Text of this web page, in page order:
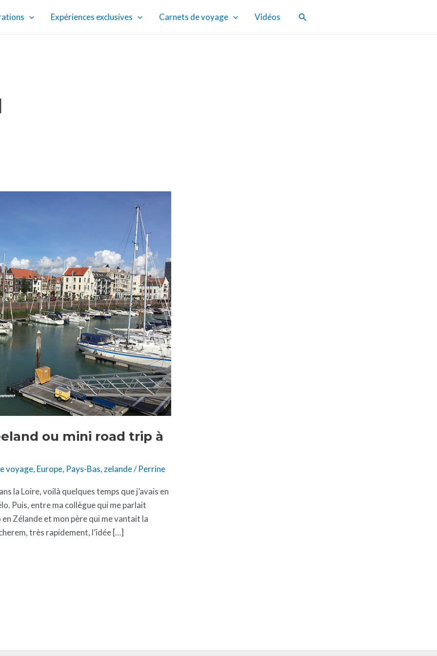
Expériences exclusives Carnets de voyage Vidéos Rechercher
ou mini road trip à
voyage, Europe, Pays-Bas, zelande/Perrine
la Loire, voilà quelques temps que j’avais en
Puis, entre ma collègue qui me parlait
Zélande et mon père qui me vantait la
très rapidement, l’idée […]